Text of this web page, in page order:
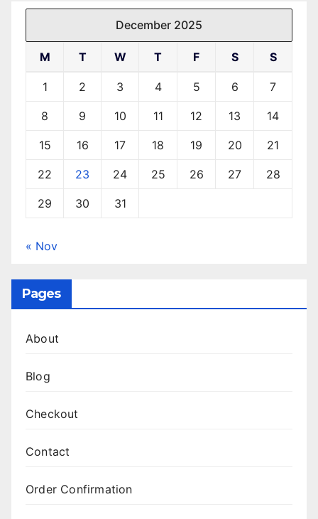
December 2025
M T W T F S S
1 2 3 4 5 6 7
8 9 10 11 12 13 14
15 16 17 18 19 20 21
22 23 24 25 26 27 28
29 30 31
« Nov
Pages
About
Blog
Checkout
Contact
Order Confirmation